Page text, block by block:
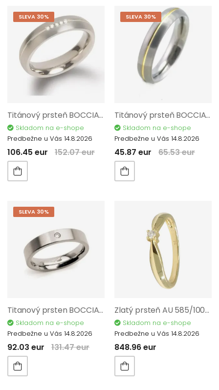
SLEVA 30%
Titánový prsteň BOCCIA TITANIUM s diamantmi 0130-0357
Skladom na e-shope
Predbežne u Vás 14.8.2026
106.45 eur 152.07 eur
SLEVA 30%
Titánový prsteň BOCCIA TITANIUM 0130-0258
Skladom na e-shope
Predbežne u Vás 14.8.2026
45.87 eur 65.53 eur
SLEVA 30%
Titanový prsten BOCCIA TITANIUM s diamantem 0121-0451
Skladom na e-shope
Predbežne u Vás 14.8.2026
92.03 eur 131.47 eur
Zlatý prsteň AU 585/1000 1,97 gr KPR381000701-53
Skladom na e-shope
Predbežne u Vás 14.8.2026
848.96 eur